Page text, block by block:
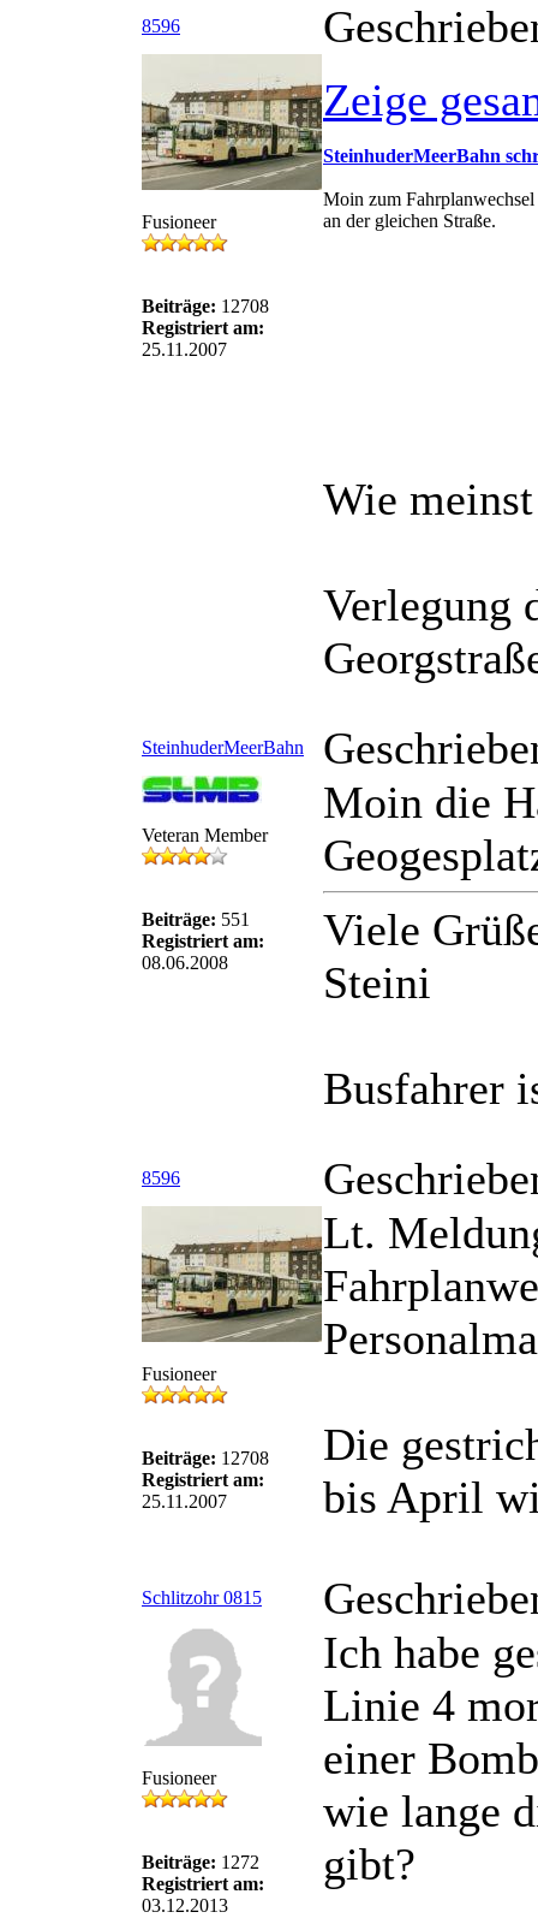
8596
Fusioneer
Beiträge: 12708
Registriert am:
25.11.2007
Zeige
SteinhuderMeerBahn
Moin zum
an der gleichen Straße.
Wie
Verlegung
SteinhuderMeerBahn
Veteran Member
Beiträge: 551
Registriert am:
08.06.2008
Moin die
Viele
Steini
Busfahrer
8596
Fusioneer
Beiträge: 12708
Registriert am:
25.11.2007
Lt.
Die
bis April
Schlitzohr 0815
Fusioneer
Beiträge: 1272
Registriert am:
03.12.2013
Ich habe
Linie 4
einer
wie lange
gibt?